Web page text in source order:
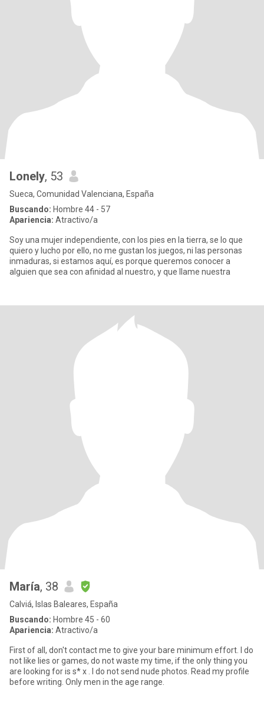
Lonely, 53
Sueca, Comunidad Valenciana, España
Buscando: Hombre 44 - 57
Apariencia: Atractivo/a
Soy una mujer independiente, con los pies en la tierra, se lo que
quiero y lucho por ello, no me gustan los juegos, ni las personas
inmaduras, si estamos aquí, es porque queremos conocer a
alguien que sea con afinidad al nuestro, y que llame nuestra
María, 38
Calviá, Islas Baleares, España
Buscando: Hombre 45 - 60
Apariencia: Atractivo/a
First of all, don't contact me to give your bare minimum effort. I do
not like lies or games, do not waste my time, if the only thing you
are looking for is s* x . I do not send nude photos. Read my profile
before writing. Only men in the age range.